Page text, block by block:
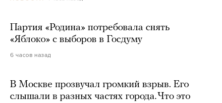
Партия «Родина» потребовала снять
«Яблоко» с выборов в Госдуму
6 часов назад
В Москве прозвучал громкий взрыв. Его
слышали в разных частях города. Что это